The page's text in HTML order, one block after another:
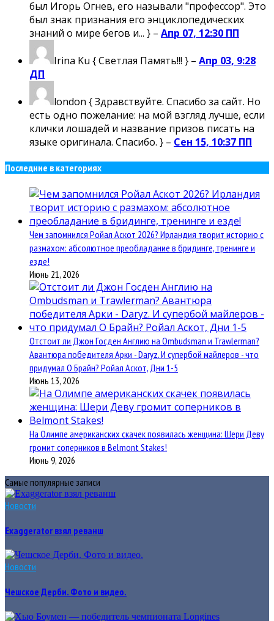
был Игорь Огнев, его называли "профессор". Это
был знак признания его энциклопедических
знаний о мире бегов и... } – Апр 07, 12:30 ПП
Irina Ku { Светлая Память!!! } – Апр 03, 9:28
ДП
london { Здравствуйте. Спасибо за сайт. Но
есть одно пожелание: на мой взгляд лучше, если
клички лошадей и название призов писать на
языке оригинала. Спасибо. } – Сен 15, 10:37 ПП
Последние в категориях
Чем запомнился Ройал Аскот 2026? Ирландия творит историю с
размахом: абсолютное преобладание в бридинге, тренинге и
езде!
Июнь 21, 2026
Отстоит ли Джон Госден Англию на Ombudsman и Trawlerman?
Авантюра победителя Арки - Daryz. И супербой майлеров - что
придумал О Брайн? Ройал Аскот, Дни 1-5
Июнь 13, 2026
На Олимпе американских скачек появилась женщина: Шери Деву
громит соперников в Belmont Stakes!
Июнь 9, 2026
Самые популярные записи
Новости
Exaggerator взял реванш
Новости
Чешское Дерби. Фото и видео.